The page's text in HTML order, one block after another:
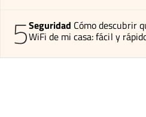
5Seguridad Cómo descubrir
WiFi de mi casa: fácil y